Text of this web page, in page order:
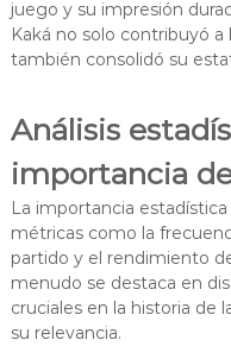
juego y su impresión
Kaká no solo contribuyó
también consolidó su
Análisis
importancia
La importancia
métricas como la
partido y el rendimiento
menudo se destaca en
cruciales en la historia de
su relevancia.